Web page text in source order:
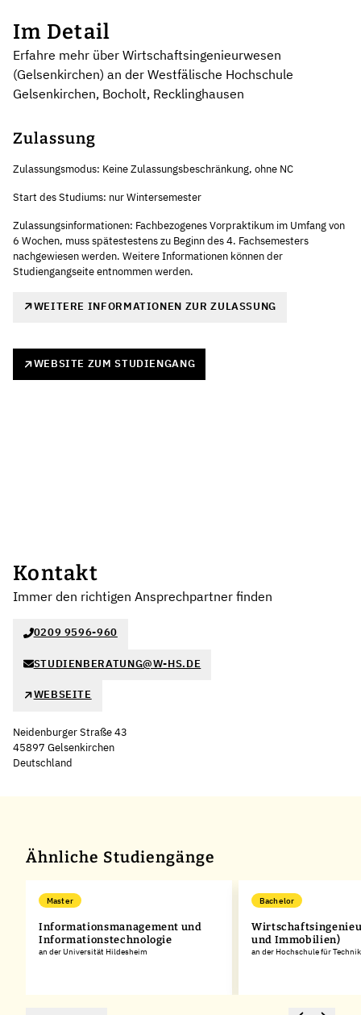
Im Detail
Erfahre mehr über Wirtschaftsingenieurwesen
(Gelsenkirchen) an der Westfälische Hochschule
Gelsenkirchen, Bocholt, Recklinghausen
Zulassung
Zulassungsmodus: Keine Zulassungsbeschränkung, ohne NC
Start des Studiums: nur Wintersemester
Zulassungsinformationen: Fachbezogenes Vorpraktikum im Umfang von
6 Wochen, muss spätestestens zu Beginn des 4. Fachsemesters
nachgewiesen werden. Weitere Informationen können der
Studiengangseite entnommen werden.
WEITERE INFORMATIONEN ZUR ZULASSUNG
WEBSITE ZUM STUDIENGANG
Kontakt
Immer den richtigen Ansprechpartner finden
0209 9596-960
STUDIENBERATUNG@W-HS.DE
WEBSEITE
Neidenburger Straße 43
45897 Gelsenkirchen
Deutschland
Ähnliche Studiengänge
Master
Informationsmanagement und
Informationstechnologie
an der Universität Hildesheim
Bachelor
und Immobilien)
an der Hochschule für